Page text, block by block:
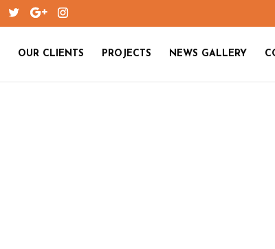
OUR CLIENTS PROJECTS NEWS GALLERY